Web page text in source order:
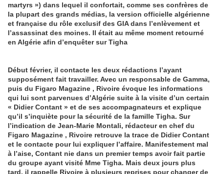
martyrs ») dans lequel il confortait, comme ses confrères de
la plupart des grands médias, la version officielle algérienne
et française du rôle exclusif des GIA dans l’enlèvement et
l’assassinat des moines. Il était au même moment retourné
en Algérie afin d’enquêter sur Tigha
Début février, il contacte les deux rédactions l’ayant
supposément fait travailler. Avec un responsable de Gamma,
puis du Figaro Magazine , Rivoire évoque les informations
qui lui sont parvenues d’Algérie suite à la visite d’un certain
« Didier Contant » et de ses accompagnateurs et explique
qu’il s’inquiète pour la sécurité de la famille Tigha. Sur
l’indication de Jean-Marie Montali, rédacteur en chef du
Figaro Magazine , Rivoire retrouve la trace de Didier Contant
et le contacte pour lui expliquer l’affaire. Manifestement mal
à l’aise, Contant nie dans un premier temps avoir fait partie
du groupe ayant visité Mme Tigha. Mais deux jours plus
tard, il rappelle Rivoire à plusieurs reprises pour changer de